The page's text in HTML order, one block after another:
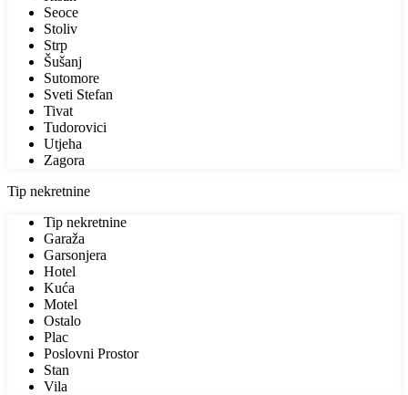
Seoce
Stoliv
Strp
Šušanj
Sutomore
Sveti Stefan
Tivat
Tudorovici
Utjeha
Zagora
Tip nekretnine
Tip nekretnine
Garaža
Garsonjera
Hotel
Kuća
Motel
Ostalo
Plac
Poslovni Prostor
Stan
Vila